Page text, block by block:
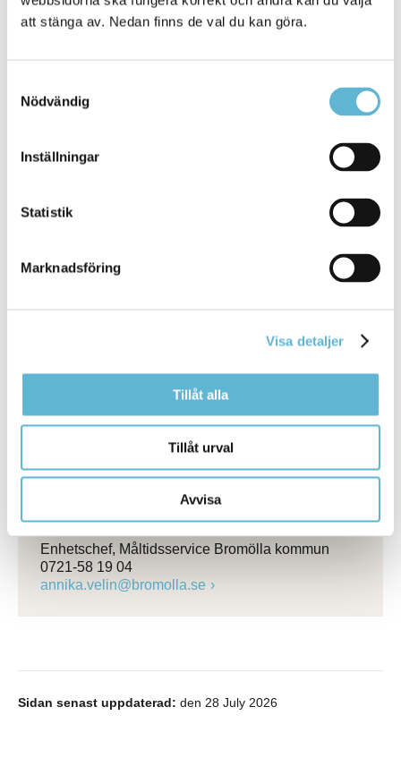
att stänga av. Nedan finns de val du kan göra.
Nödvändig
Inställningar
Statistik
Marknadsföring
Visa detaljer
Tillåt alla
Tillåt urval
Avvisa
Köttbullar, kokt potatis, sås
Se menyn digitalt i Matilda Menu
Skolmjölkstöd
Läs mer om skolmjölksstödet
Enhetschef, Måltidsservice Bromölla kommun
0721-58 19 04
annika.velin@bromolla.se
Sidan senast uppdaterad: den 28 July 2026